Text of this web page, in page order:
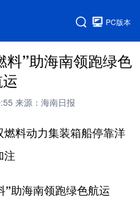
PC版本
料”助海南领跑绿色
来源：海南日报
料动力集装箱船停靠洋
注
海南领跑绿色航运